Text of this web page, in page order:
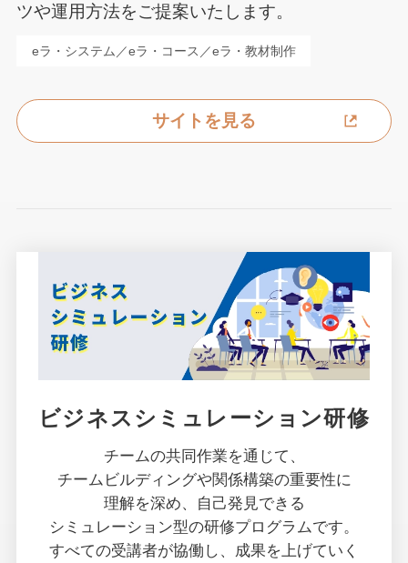
ツや運用方法をご提案いたします。
eラ・システム／eラ・コース／eラ・教材制作
サイトを見る
ビジネスシミュレーション研修
チームの共同作業を通じて、
チームビルディングや関係構築の重要性に
理解を深め、
自己発見できる
シミュレーション型の研修プログラムです。
すべての受講者が協働し、 成果を上げていく